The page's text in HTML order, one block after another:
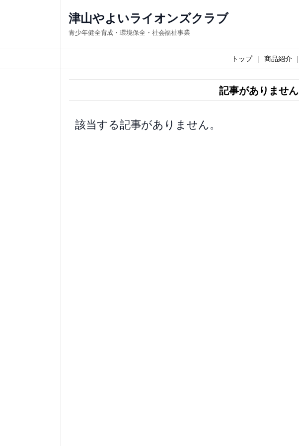
ス
キ
津山やよいライオンズクラブ
青少年健全育成・環境保全・社会福祉事業
トップ 商品紹介
記事がありません
該当する記事がありません。